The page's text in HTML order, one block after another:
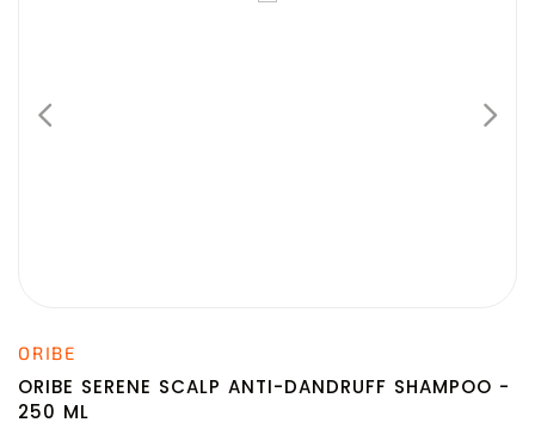
ORIBE
ORIBE SERENE SCALP ANTI-DANDRUFF SHAMPOO -
250 ML